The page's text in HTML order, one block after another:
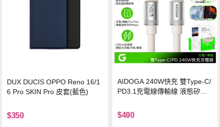
DUX DUCIS OPPO Reno 16/1
6 Pro SKIN Pro 皮套(藍色)
$350
AIDOGA 240W快充 雙Type-C/
PD3.1充電線傳輸線 液態矽膠
機/平板/筆電
$490